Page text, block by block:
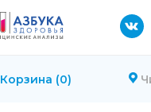
Корзина (0)